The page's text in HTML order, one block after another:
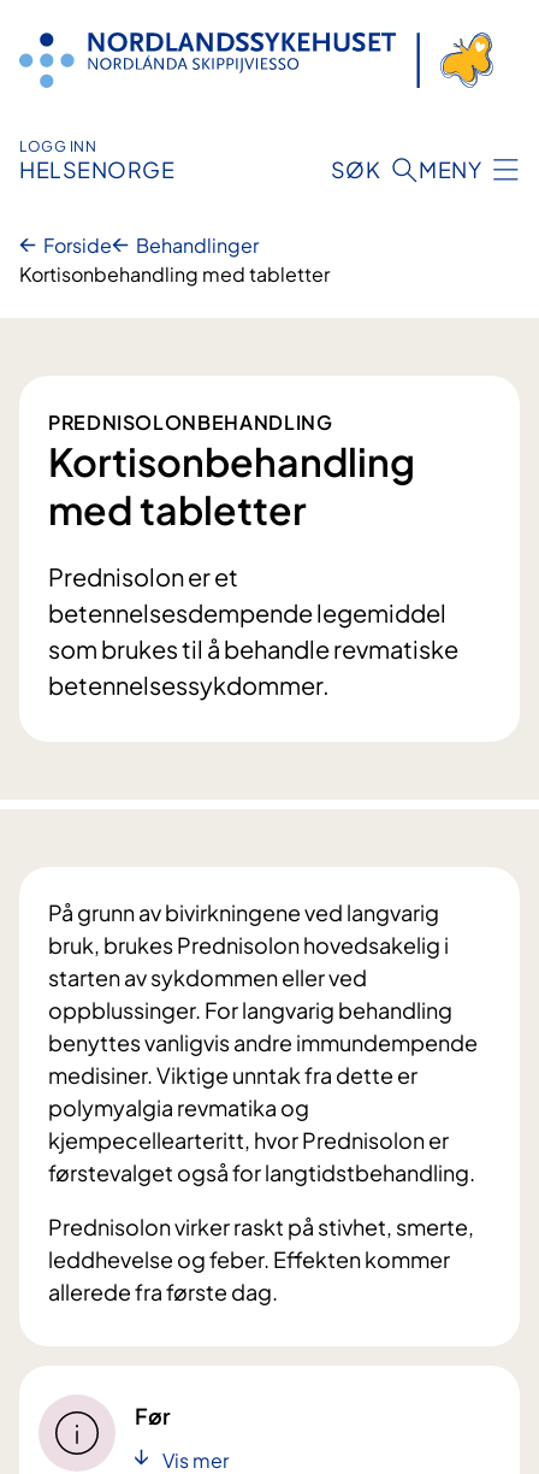
innhold
LOGG INN
HELSENORGE SØK MENY
Forside
Behandlinger
Kortisonbehandling med tabletter
PREDNISOLONBEHANDLING
Kortisonbehandling
med tabletter
Prednisolon er et
betennelsesdempende legemiddel
som brukes til å behandle revmatiske
betennelsessykdommer.
På grunn av bivirkningene ved langvarig
bruk, brukes Prednisolon hovedsakelig i
starten av sykdommen eller ved
oppblussinger. For langvarig behandling
benyttes vanligvis andre immundempende
medisiner. Viktige unntak fra dette er
polymyalgia revmatika og
kjempecellearteritt, hvor Prednisolon er
førstevalget også for langtidstbehandling.
Prednisolon virker raskt på stivhet, smerte,
leddhevelse og feber. Effekten kommer
allerede fra første dag.
Før
Vis mer